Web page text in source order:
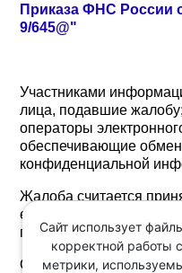
Приказа ФНС России
9/645@"
Участниками
лица, подавшие
операторы
обеспечивающие обмен
конфиденциальной
Жалоба считается
если лицу, подавшему
приеме электронного
Определены
Сайт использует
корректной работы
метрики,